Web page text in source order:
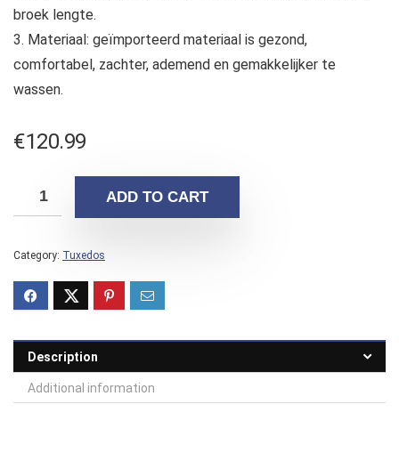
broek lengte.
3. Materiaal: geïmporteerd materiaal is gezond,
comfortabel, zachter, ademend en gemakkelijker te
wassen.
€120.99
ADD TO CART
Category: Tuxedos
Description
Additional information